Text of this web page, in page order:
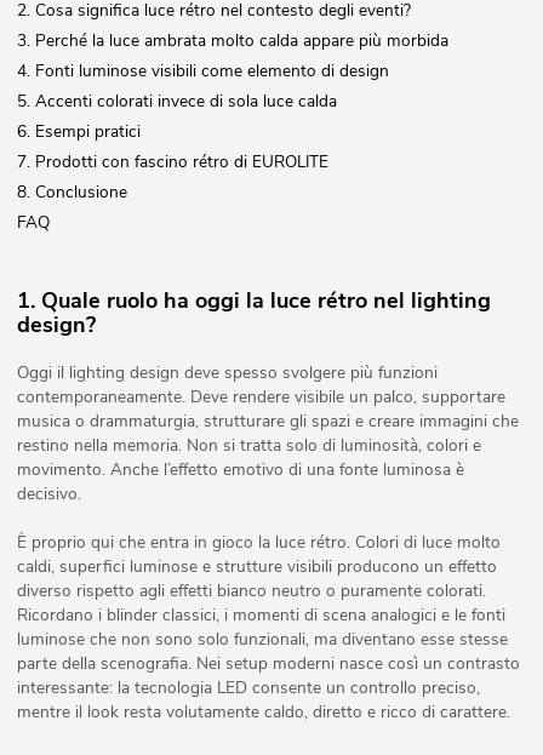
2. Cosa significa luce rétro nel contesto degli eventi?
3. Perché la luce ambrata molto calda appare più morbida
4. Fonti luminose visibili come elemento di design
5. Accenti colorati invece di sola luce calda
6. Esempi pratici
7. Prodotti con fascino rétro di EUROLITE
8. Conclusione
FAQ
1. Quale ruolo ha oggi la luce rétro nel lighting
design?
Oggi il lighting design deve spesso svolgere più funzioni
contemporaneamente. Deve rendere visibile un palco, supportare
musica o drammaturgia, strutturare gli spazi e creare immagini che
restino nella memoria. Non si tratta solo di luminosità, colori e
movimento. Anche l’effetto emotivo di una fonte luminosa è
decisivo.
È proprio qui che entra in gioco la luce rétro. Colori di luce molto
caldi, superfici luminose e strutture visibili producono un effetto
diverso rispetto agli effetti bianco neutro o puramente colorati.
Ricordano i blinder classici, i momenti di scena analogici e le fonti
luminose che non sono solo funzionali, ma diventano esse stesse
parte della scenografia. Nei setup moderni nasce così un contrasto
interessante: la tecnologia LED consente un controllo preciso,
mentre il look resta volutamente caldo, diretto e ricco di carattere.